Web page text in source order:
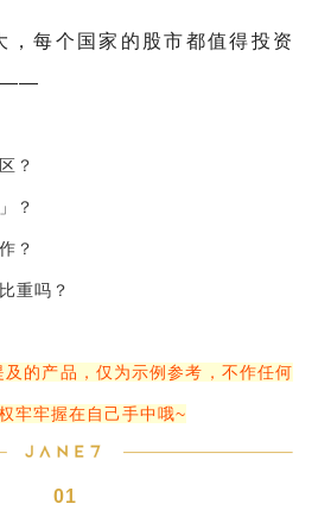
，每个国家的股市都值得投资
——
？
」 ？
？
重吗？
的产品，仅为示例参考，不作任何
牢牢握在自己手中哦~
01